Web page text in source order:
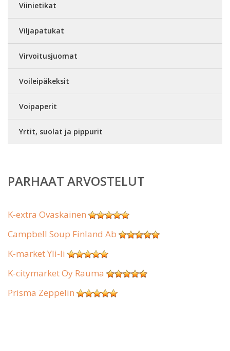
Viinietikat
Viljapatukat
Virvoitusjuomat
Voileipäkeksit
Voipaperit
Yrtit, suolat ja pippurit
PARHAAT ARVOSTELUT
K-extra Ovaskainen
Campbell Soup Finland Ab
K-market Yli-Ii
K-citymarket Oy Rauma
Prisma Zeppelin